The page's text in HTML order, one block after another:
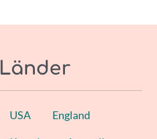
Länder
USA England